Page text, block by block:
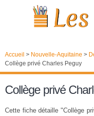
Accueil > Nouvelle-Aquitaine >
Collège privé Charles Peguy
Collège privé
Cette fiche détaille "Collège